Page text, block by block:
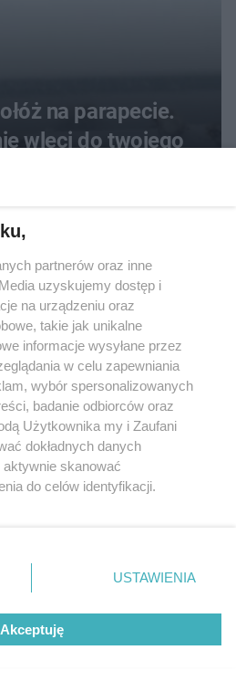
na parapecie.
wleci do twojego
borówek, a za
obfite
partnerów oraz inne
uzyskujemy dostęp i
na urządzeniu oraz
takie jak unikalne
informacje wysyłane przez
w celu zapewniania
wybór spersonalizowanych
badanie odbiorców oraz
Użytkownika my i Zaufani
dokładnych danych
skanować
do celów identyfikacji.
przycisk ustawień prywatności
rogu strony
nie wymagają zgody
sprzeciwić się takiemu
będą miały zastosowanie tylko
USTAWIENIA
Akceptuję